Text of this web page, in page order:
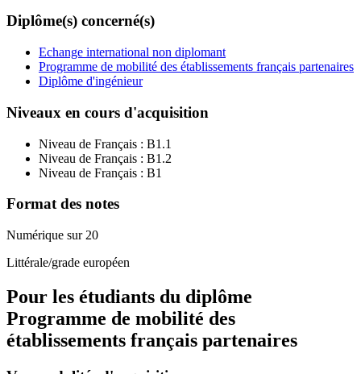
Diplôme(s) concerné(s)
Echange international non diplomant
Programme de mobilité des établissements français partenaires
Diplôme d'ingénieur
Niveaux en cours d'acquisition
Niveau de Français : B1.1
Niveau de Français : B1.2
Niveau de Français : B1
Format des notes
Numérique sur 20
Littérale/grade européen
Pour les étudiants du diplôme
Programme de mobilité des
établissements français partenaires